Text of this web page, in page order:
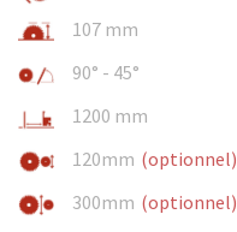
107 mm
90° - 45°
1200 mm
120mm (optionnel)
300mm (optionnel)